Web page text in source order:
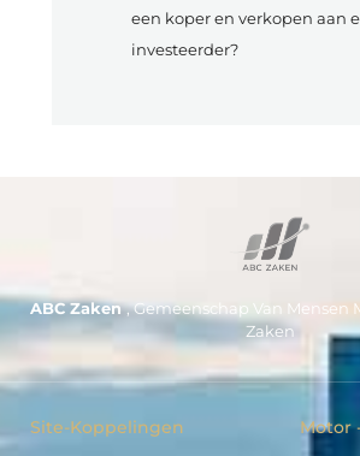
een koper en verkopen aan
investeerder?
ABC Zaken, Gemeenschap Van Mensen
Zaken
Site-Koppelingen Motor